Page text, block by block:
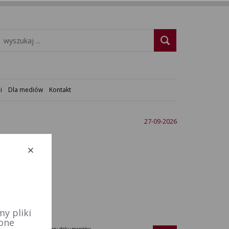
Dla mediów Kontakt
27-09-2026
pliki